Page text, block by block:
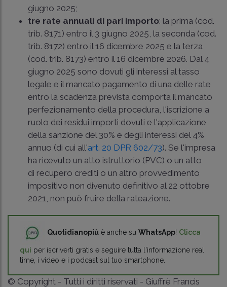
giugno 2025;
tre rate annuali di pari importo: la prima (cod.
trib. 8171) entro il 3 giugno 2025, la seconda (cod.
trib. 8172) entro il 16 dicembre 2025 e la terza
(cod. trib. 8173) entro il 16 dicembre 2026. Dal 4
giugno 2025 sono dovuti gli interessi al tasso
legale e il mancato pagamento di una delle rate
entro la scadenza prevista comporta il mancato
perfezionamento della procedura, l'iscrizione a
ruolo dei residui importi dovuti e l'applicazione
della sanzione del 30% e degli interessi del 4%
annuo (di cui all'art. 20 DPR 602/73). Se l'impresa
ha ricevuto un atto istruttorio (PVC) o un atto
di recupero crediti o un altro provvedimento
impositivo non divenuto definitivo al 22 ottobre
2021, non può fruire della rateazione.
Quotidianopiù è anche su WhatsApp! Clicca
qui per iscriverti gratis e seguire tutta l'informazione real
time, i video e i podcast sul tuo smartphone.
© Copyright - Tutti i diritti riservati - Giuffrè Francis